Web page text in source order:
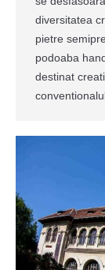
diversitatea
pietre
podoaba
destinat